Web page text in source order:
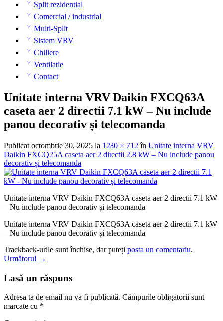
Split rezidential
Comercial / industrial
Multi-Split
Sistem VRV
Chillere
Ventilatie
Contact
Unitate interna VRV Daikin FXCQ63A
caseta aer 2 directii 7.1 kW – Nu include
panou decorativ și telecomanda
Publicat octombrie 30, 2025 la 1280 × 712 în Unitate interna VRV
Daikin FXCQ25A caseta aer 2 directii 2.8 kW – Nu include panou
decorativ și telecomanda
Unitate interna VRV Daikin FXCQ63A caseta aer 2 directii 7.1 kW
– Nu include panou decorativ și telecomanda
Unitate interna VRV Daikin FXCQ63A caseta aer 2 directii 7.1 kW
– Nu include panou decorativ și telecomanda
Trackback-urile sunt închise, dar puteți posta un comentariu.
Următorul →
Lasă un răspuns
Adresa ta de email nu va fi publicată. Câmpurile obligatorii sunt
marcate cu *